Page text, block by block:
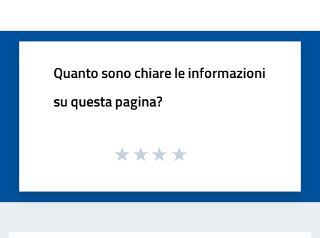
Quanto sono chiare le informazioni
su questa pagina?